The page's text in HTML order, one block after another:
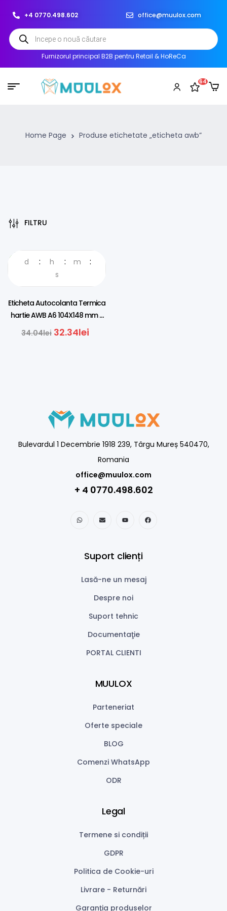
+4 0770.498.602 office@muulox.com
Furnizorul principal B2B pentru Retail & HoReCa
64
Home Page Produse etichetate „eticheta awb”
FILTRU
d h
m
s
Eticheta Autocolanta Termica
hartie AWB A6 104X148 mm –
500buc
34.04lei 32.34lei
Bulevardul 1 Decembrie 1918 239, Târgu Mureș 540470,
Romania
office@muulox.com
+ 4 0770.498.602
Suport clienți
Lasă-ne un mesaj
Despre noi
Suport tehnic
Documentaţie
PORTAL CLIENTI
MUULOX
Parteneriat
Oferte speciale
BLOG
Comenzi WhatsApp
ODR
Legal
Termene si condiții
GDPR
Politica de Cookie-uri
Livrare - Returnări
Garanţia produselor